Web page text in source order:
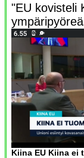
"EU kovisteli
Kiina EU Kiina ei